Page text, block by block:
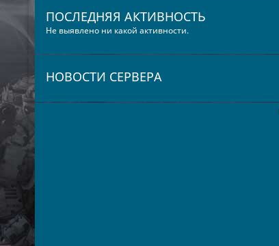
ПОСЛЕДНЯЯ АКТИВНОСТЬ
Не выявлено ни какой активности.
НОВОСТИ СЕРВЕРА